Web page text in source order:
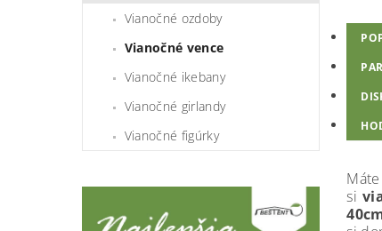
Vianočné ozdoby
Vianočné vence
Vianočné ikebany
Vianočné girlandy
Vianočné figúrky
si